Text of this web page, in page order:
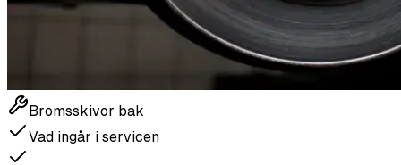
Bromsskivor bak
Vad ingår i servicen